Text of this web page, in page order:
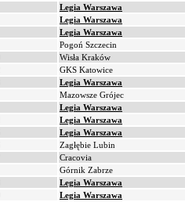
Legia Warszawa
Legia Warszawa
Legia Warszawa
Pogoń Szczecin
Wisła Kraków
GKS Katowice
Legia Warszawa
Mazowsze Grójec
Legia Warszawa
Legia Warszawa
Legia Warszawa
Zagłębie Lubin
Cracovia
Górnik Zabrze
Legia Warszawa
Legia Warszawa